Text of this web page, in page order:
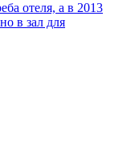
отеля, а в 2013
в зал для